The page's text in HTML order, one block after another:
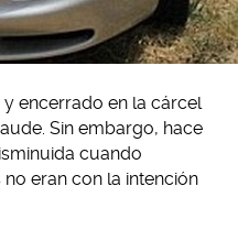
encerrado en la cárcel
Sin embargo, hace
cuando
eran con la intención